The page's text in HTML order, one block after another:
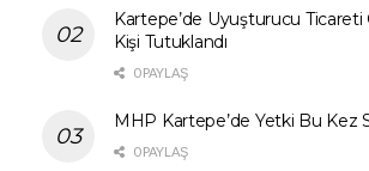
Kartepe’de Uyuşturucu Ticareti
Kişi Tutuklandı
0 PAYLAŞ
MHP Kartepe’de Yetki Bu Kez
0 PAYLAŞ